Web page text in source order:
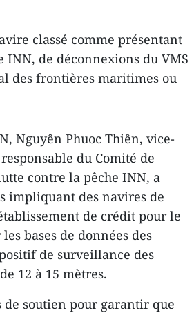
classé comme présentant
de déconnexions du VMS
des frontières maritimes ou
Nguyên Phuoc Thiên, vice-
du Comité de
contre la pêche INN, a
impliquant des navires de
de crédit pour le
bases de données des
de surveillance des
12 à 15 mètres.
de soutien pour garantir que